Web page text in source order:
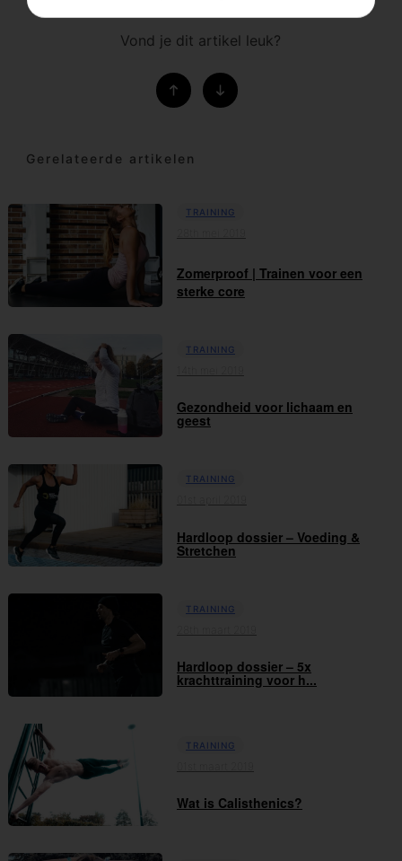
Vond je dit artikel leuk?
Gerelateerde artikelen
TRAINING
Zomerproof | Trainen voor een
sterke core
TRAINING
Gezondheid voor lichaam en
geest
TRAINING
Hardloop dossier – Voeding &
Stretchen
TRAINING
Hardloop dossier – 5x
krachttraining voor h...
TRAINING
Wat is Calisthenics?